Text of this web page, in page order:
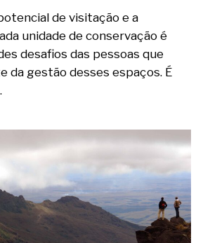
de visitação e a
unidade de conservação é
desafios das pessoas que
da gestão desses espaços. É